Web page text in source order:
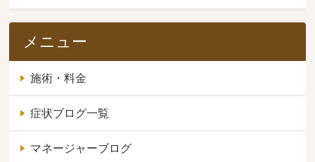
メニュー
施術・料金
症状ブログ一覧
マネージャーブログ